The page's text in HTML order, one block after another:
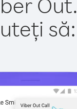
să: